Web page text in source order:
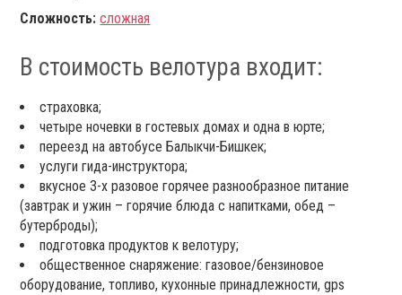
Сложность: сложная
В стоимость велотура входит:
страховка;
четыре ночевки в гостевых домах и одна в юрте;
переезд на автобусе Балыкчи-Бишкек;
услуги гида-инструктора;
вкусное 3-х разовое горячее разнообразное питание
(завтрак и ужин – горячие блюда с напитками, обед –
бутерброды);
подготовка продуктов к велотуру;
общественное снаряжение: газовое/бензиновое
оборудование, топливо, кухонные принадлежности, gps